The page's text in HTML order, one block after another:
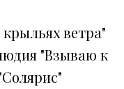
ветра"
"Взываю к